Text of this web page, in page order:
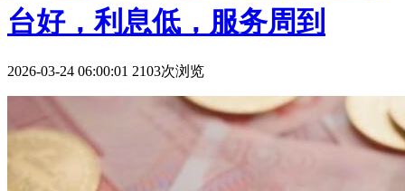
台好，利息低，服务周到
2026-03-24 06:00:01 2103次浏览